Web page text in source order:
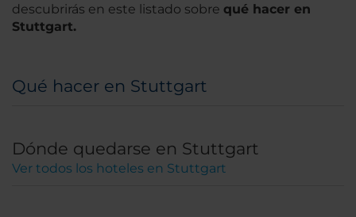
descubrirás en este listado sobre qué hacer en
Stuttgart.
Qué hacer en Stuttgart
Dónde quedarse en Stuttgart
Ver todos los hoteles en Stuttgart